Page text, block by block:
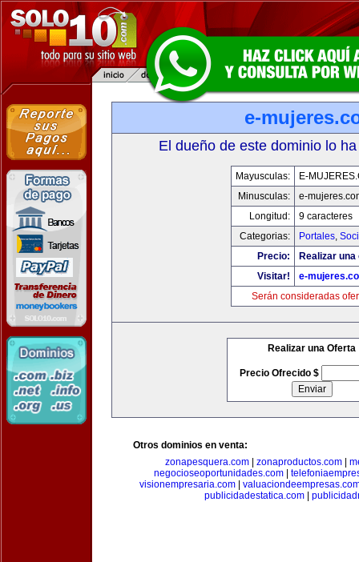
e-
El dueño de este dominio lo
Mayusculas:
E-
Minusculas:
e-
Longitud:
9 caracteres
Categorias:
Portales,
Precio:
Realizar
Visitar!
e-
Serán consideradas
Realizar una Oferta
Precio Ofrecido $
Otros dominios en venta:
zonapesquera.com| zonaproductos.com|
negocioseoportunidades.com
visionempresaria.com
publicidadestatica.com